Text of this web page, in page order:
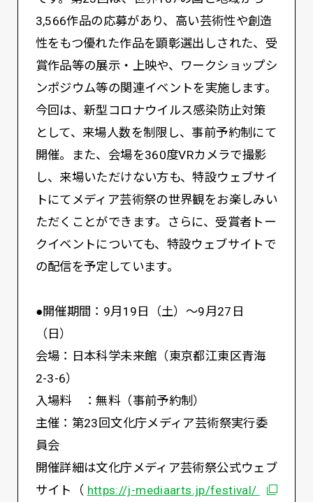
3,566作品の応募があり、高い芸術性や創造
性をもつ優れた作品を顕彰選出しされた、受
賞作品等の展示・上映や、ワークショップシ
ンポジウム等の関連イベントを実施します。
今回は、新型コロナウイルス感染防止対策
として、来場人数を制限し、事前予約制にて
開催。また、会場を360度VRカメラで撮影
し、来場いただけない方も、特設ウェブサイ
トにてメディア芸術祭の世界観をお楽しみい
ただくことができます。さらに、受賞者トー
クイベントについても、特設ウェブサイトで
の配信を予定しています。
●開催期間：9月19日（土）～9月27日
（日）
会場：日本科学未来館（東京都江東区青海
2-3-6）
入場料 ：無料（事前予約制）
主催：第23回文化庁メディア芸術祭実行委
員会
開催詳細は文化庁メディア芸術祭公式ウェブ
サイト（ https://j-mediaarts.jp/festival/ 別ウィ